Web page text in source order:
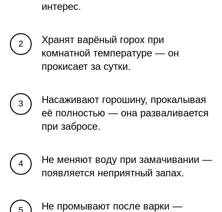
интерес.
Хранят варёный горох при
комнатной температуре — он
прокисает за сутки.
Насаживают горошину, прокалывая
её полностью — она разваливается
при забросе.
Не меняют воду при замачивании —
появляется неприятный запах.
Не промывают после варки —